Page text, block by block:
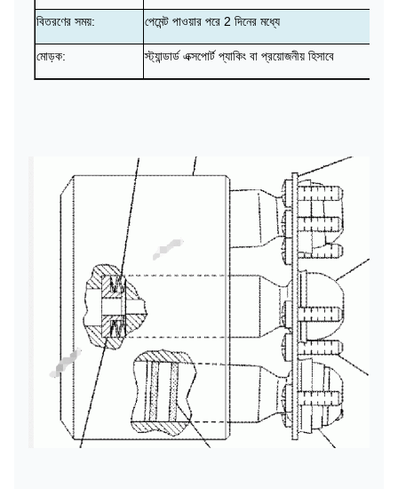
বিতরণের সময়: পেমেন্ট পাওয়ার পরে 2 দিনের মধ্যে
মোড়ক: স্ট্যান্ডার্ড এক্সপোর্ট প্যাকিং বা প্রয়োজনীয় হিসাবে